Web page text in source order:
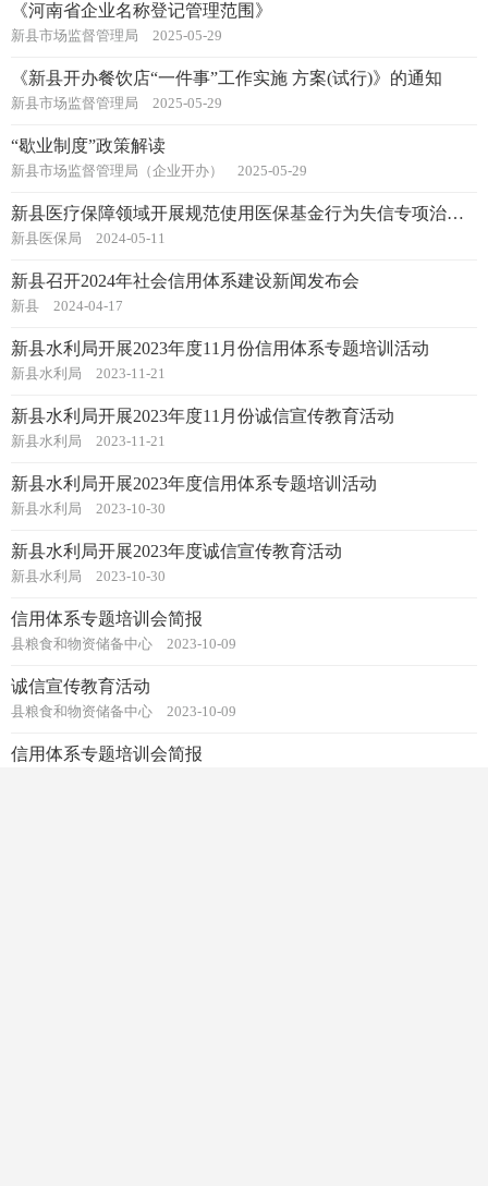
《河南省企业名称登记管理范围》
新县市场监督管理局 2025-05-29
《新县开办餐饮店“一件事”工作实施 方案(试行)》的通知
新县市场监督管理局 2025-05-29
“歇业制度”政策解读
新县市场监督管理局（企业开办） 2025-05-29
新县医疗保障领域开展规范使用医保基金行为失信专项治理行动
新县医保局 2024-05-11
新县召开2024年社会信用体系建设新闻发布会
新县 2024-04-17
新县水利局开展2023年度11月份信用体系专题培训活动
新县水利局 2023-11-21
新县水利局开展2023年度11月份诚信宣传教育活动
新县水利局 2023-11-21
新县水利局开展2023年度信用体系专题培训活动
新县水利局 2023-10-30
新县水利局开展2023年度诚信宣传教育活动
新县水利局 2023-10-30
信用体系专题培训会简报
县粮食和物资储备中心 2023-10-09
诚信宣传教育活动
县粮食和物资储备中心 2023-10-09
信用体系专题培训会简报